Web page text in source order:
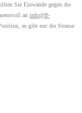
Sie Einwände gegen die
an info@ff-
es gibt nur die Strasse